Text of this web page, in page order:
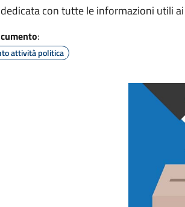
con tutte le informazioni utili
:
attività politica